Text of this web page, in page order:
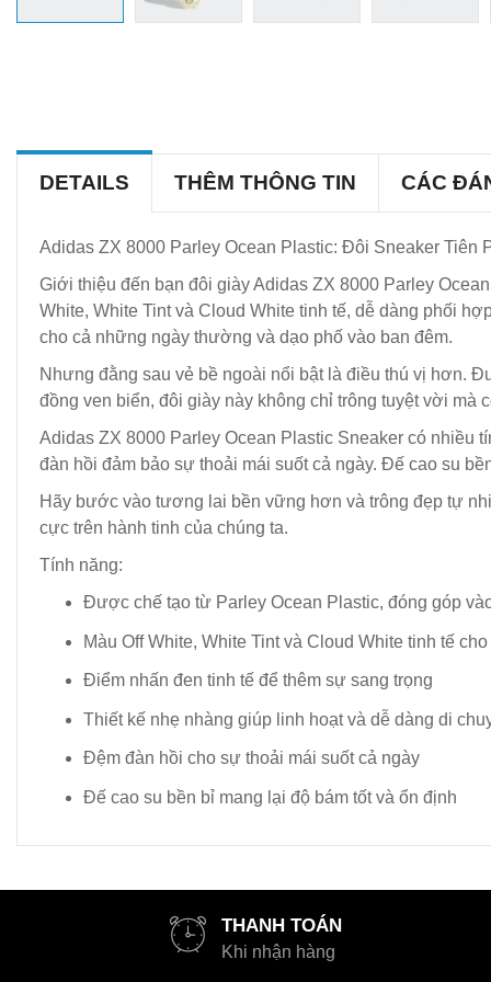
DETAILS THÊM THÔNG TIN CÁC
Adidas ZX 8000 Parley Ocean Plastic: Đôi Sneaker Tiên
Giới thiệu đến bạn đôi giày Adidas ZX 8000 Parley
White, White Tint và Cloud White tinh tế, dễ dàng phối
cho cả những ngày thường và dạo phố vào ban đêm.
Nhưng đằng sau vẻ bề ngoài nổi bật là điều thú vị hơn.
đồng ven biển, đôi giày này không chỉ trông tuyệt vời mà
Adidas ZX 8000 Parley Ocean Plastic Sneaker có nhiều
đàn hồi đảm bảo sự thoải mái suốt cả ngày. Đế cao su
Hãy bước vào tương lai bền vững hơn và trông đẹp tự
cực trên hành tinh của chúng ta.
Tính năng:
Được chế tạo từ Parley Ocean Plastic, đóng góp
Màu Off White, White Tint và Cloud White tinh tế
Điểm nhấn đen tinh tế để thêm sự sang trọng
Thiết kế nhẹ nhàng giúp linh hoạt và dễ dàng di
Đệm đàn hồi cho sự thoải mái suốt cả ngày
Đế cao su bền bỉ mang lại độ bám tốt và ổn định
THANH TOÁN
Khi nhận hàng